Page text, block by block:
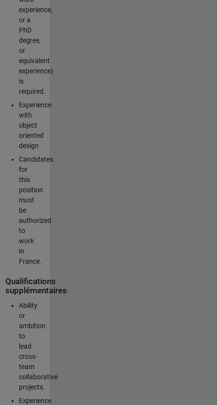
experience,
or a
PhD
degree,
or
equivalent
experience)
is
required.
Experience
with
object
oriented
design
Candidates
for
this
position
must
be
authorized
to
work
in
France.
Qualifications
supplémentaires
Ability
or
ambition
to
lead
cross-
team
collaborative
projects.
Experience